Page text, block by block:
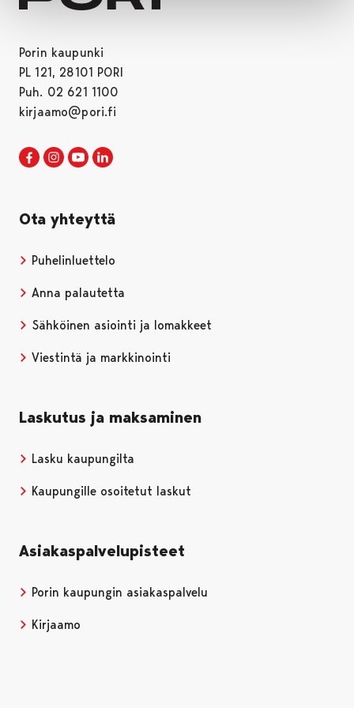
Porin kaupunki
PL 121, 28101 PORI
Puh. 02 621 1100
kirjaamo@pori.fi
Porin kaupunki Facebookissa
Avautuu uudessa välilehdessä
Porin kaupunki Instagramissa
Avautuu uudessa välilehdessä
Porin kaupunki Youtubessa
Avautuu uudessa välilehdessä
Ota yhteyttä
Puhelinluettelo
Anna palautetta
Sähköinen asiointi ja lomakkeet
Viestintä ja markkinointi
Laskutus ja maksaminen
Lasku kaupungilta
Kaupungille osoitetut laskut
Asiakaspalvelupisteet
Porin kaupungin asiakaspalvelu
Kirjaamo